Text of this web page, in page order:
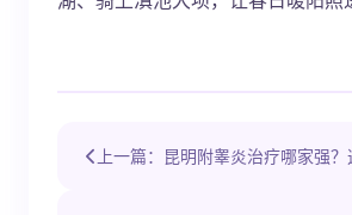
上一篇：昆明附睾炎治疗哪家强